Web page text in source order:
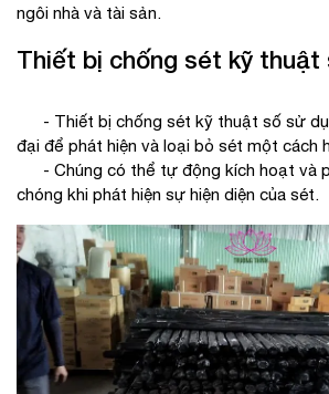
ngôi nhà và tài sản.
Thiết bị chống sét kỹ thuật
- Thiết bị chống sét kỹ thuật số sử
đại để phát hiện và loại bỏ sét một cách
- Chúng có thể tự động kích hoạt và
chóng khi phát hiện sự hiện diện của sét.